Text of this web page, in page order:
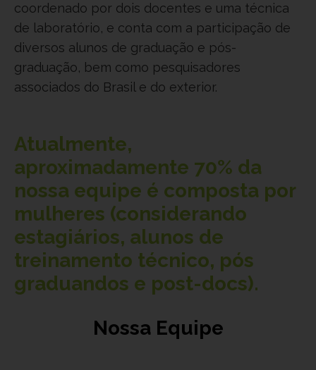
coordenado por dois docentes e uma técnica
de laboratório, e conta com a participação de
diversos alunos de graduação e pós-
graduação, bem como pesquisadores
associados do Brasil e do exterior.
Atualmente,
aproximadamente 70% da
nossa equipe é composta por
mulheres (considerando
estagiários, alunos de
treinamento técnico, pós
graduandos e post-docs).
Nossa Equipe